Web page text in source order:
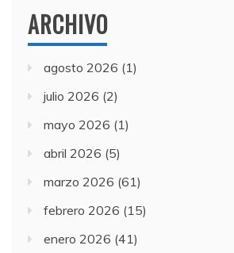
ARCHIVO
agosto 2026 (1)
julio 2026 (2)
mayo 2026 (1)
abril 2026 (5)
marzo 2026 (61)
febrero 2026 (15)
enero 2026 (41)